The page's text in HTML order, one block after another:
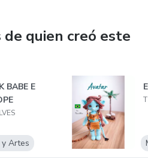
quien creó este
BABE E
Artes